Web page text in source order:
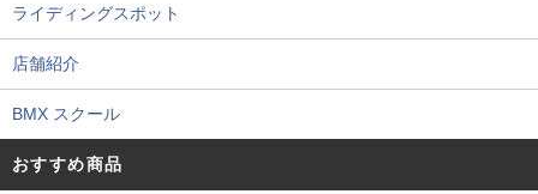
ライディングスポット
店舗紹介
BMX スクール
おすすめ商品